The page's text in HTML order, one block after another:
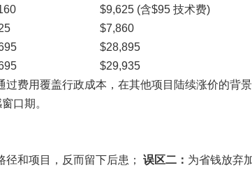
$9,625 (含$95 技术费)
$7,860
$28,895
$29,935
费用覆盖行政成本，在其他项目陆续涨价的背景
口期。
和项目，反而留下后患； 误区二： 为省钱放弃